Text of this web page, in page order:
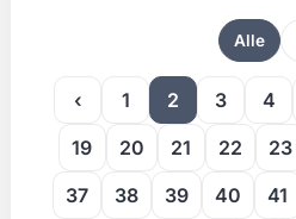
Alle
‹ 1 2 3 4
19
20 21 22 23
37
38 39 40 41